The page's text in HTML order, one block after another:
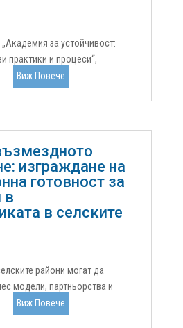
за устойчивост:
практики и процеси“,
и Клийнтех България, се
г. в Експозиционен център
Виж Повече
изграждане на
готовност за
в
в селските
райони могат да
модели, партньорства и
за да получат достъп до
и частни инвестицииВ
Виж Повече